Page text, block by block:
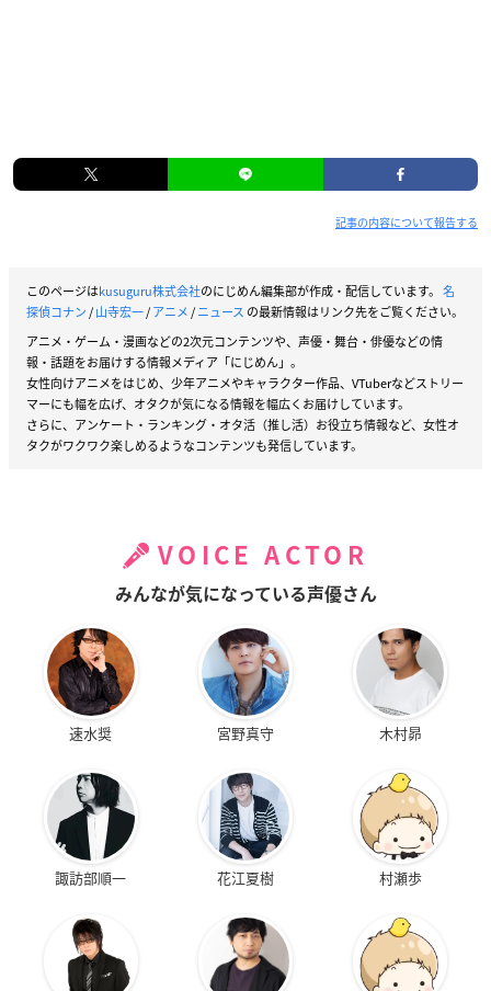
記事の内容について報告する
このページはkusuguru株式会社のにじめん編集部が作成・配信しています。 名
探偵コナン/山寺宏一/アニメ/ニュース の最新情報はリンク先をご覧ください。
アニメ・ゲーム・漫画などの2次元コンテンツや、声優・舞台・俳優などの情
報・話題をお届けする情報メディア「にじめん」。
女性向けアニメをはじめ、少年アニメやキャラクター作品、VTuberなどストリー
マーにも幅を広げ、オタクが気になる情報を幅広くお届けしています。
さらに、アンケート・ランキング・オタ活（推し活）お役立ち情報など、女性オ
タクがワクワク楽しめるようなコンテンツも発信しています。
VOICE ACTOR
みんなが気になっている声優さん
速水奨 宮野真守 木村昴
諏訪部順一 花江夏樹 村瀬歩